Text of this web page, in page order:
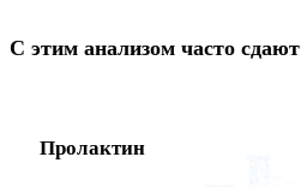
С этим анализом часто сдают
Пролактин